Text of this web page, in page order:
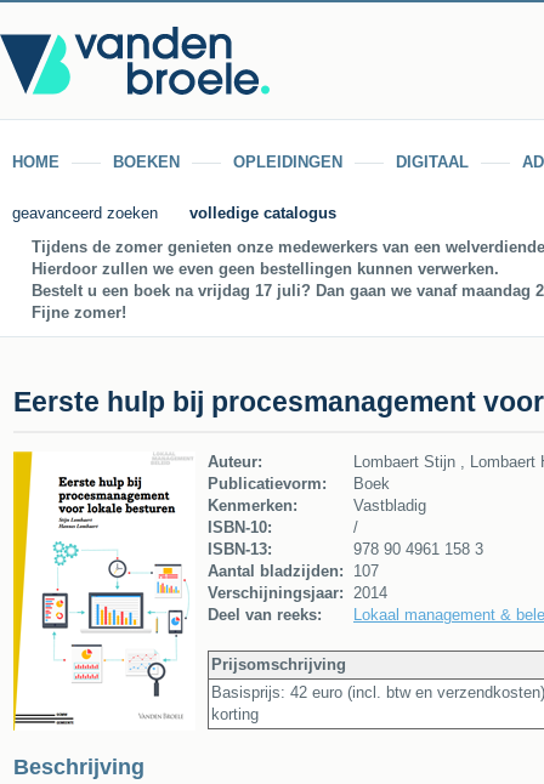
HOME BOEKEN OPLEIDINGEN DIGITAAL
geavanceerd zoeken
volledige catalogus
Tijdens de zomer genieten onze medewerkers van een
Hierdoor zullen we even geen bestellingen kunnen verwerken.
Bestelt u een boek na vrijdag 17 juli? Dan gaan we vanaf
Fijne zomer!
Eerste hulp bij procesmanagement
Auteur:
Lombaert Stijn , Lombaert
Publicatievorm:
Boek
Kenmerken:
Vastbladig
ISBN-10:
/
ISBN-13:
978 90 4961 158 3
Aantal bladzijden:
107
Verschijningsjaar: 2014
Deel van reeks:
Lokaal management &
Prijsomschrijving
Basisprijs: 42 euro (incl. btw en
korting
Beschrijving